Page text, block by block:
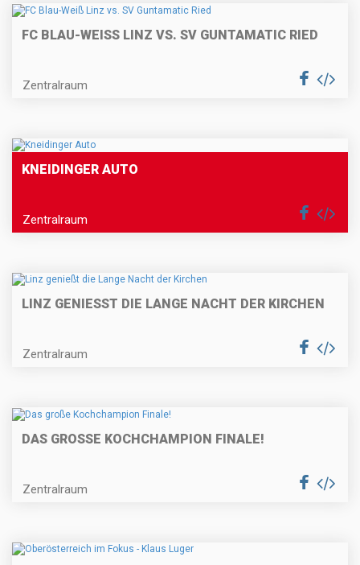
FC BLAU-WEISS LINZ VS. SV GUNTAMATIC RIED
Zentralraum
KNEIDINGER AUTO
Zentralraum
LINZ GENIESST DIE LANGE NACHT DER KIRCHEN
Zentralraum
DAS GROSSE KOCHCHAMPION FINALE!
Zentralraum